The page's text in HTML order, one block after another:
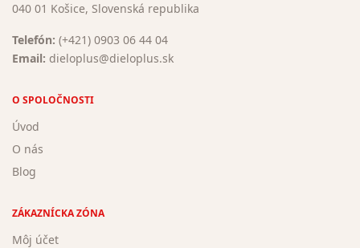
040 01 Košice, Slovenská republika
Telefón: (+421) 0903 06 44 04
Email: dieloplus@dieloplus.sk
O SPOLOČNOSTI
Úvod
O nás
Blog
ZÁKAZNÍCKA ZÓNA
Môj účet